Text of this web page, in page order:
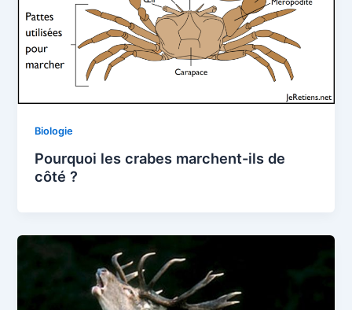
Biologie
Pourquoi les crabes marchent-ils de
côté ?